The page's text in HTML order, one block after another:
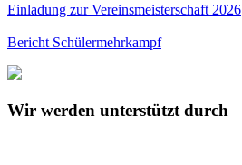
Einladung zur Vereinsmeisterschaft 2026
Bericht Schülermehrkampf
Wir werden unterstützt durch